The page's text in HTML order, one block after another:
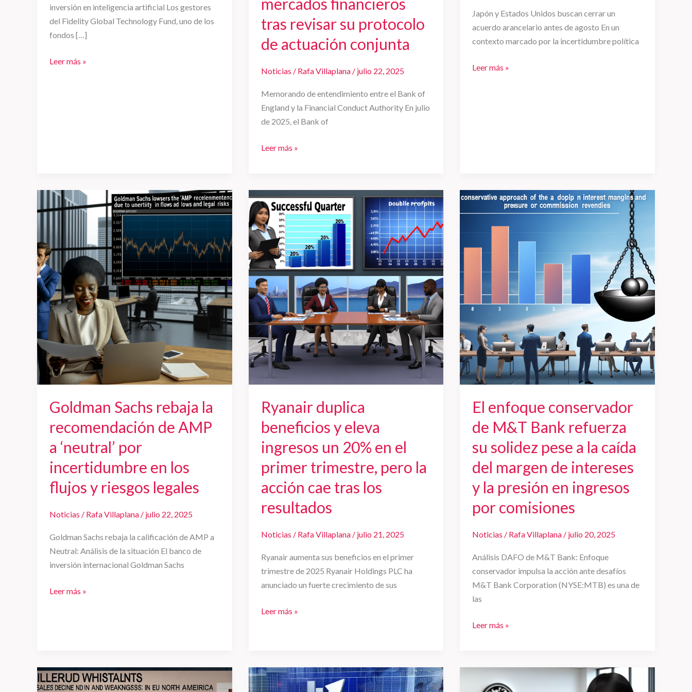
inversión en inteligencia artificial Los gestores
del Fidelity Global Technology Fund, uno de los
fondos […]
Leer más »
tras revisar su protocolo
de actuación conjunta
Noticias / Rafa Villaplana / julio 22, 2025
Memorando de entendimiento entre el Bank of
England y la Financial Conduct Authority En julio
de 2025, el Bank of
de
actuación
conjunta
Leer más »
Japón y Estados Unidos buscan cerrar un
acuerdo arancelario antes de agosto En un
contexto marcado por la incertidumbre política
Leer más »
Goldman Sachs rebaja la
recomendación de AMP
a ‘neutral’ por
incertidumbre en los
flujos y riesgos legales
Noticias / Rafa Villaplana / julio 22, 2025
Goldman Sachs rebaja la calificación de AMP a
Neutral: Análisis de la situación El banco de
inversión internacional Goldman Sachs
Goldman
la
recomendación
de
AMP
a
‘neutral’
por
incertidumbre
en
los
y
legales
Leer más »
Ryanair duplica
beneficios y eleva
ingresos un 20% en el
primer trimestre, pero la
acción cae tras los
resultados
Noticias / Rafa Villaplana / julio 21, 2025
Ryanair aumenta sus beneficios en el primer
trimestre de 2025 Ryanair Holdings PLC ha
anunciado un fuerte crecimiento de sus
Ryanair
duplica
beneficios
y
eleva
ingresos
un
20%
en
el
primer
trimestre,
acción
tras
los
resultados
Leer más »
El enfoque conservador
de M&T Bank refuerza
su solidez pese a la caída
del margen de intereses
y la presión en ingresos
por comisiones
Noticias / Rafa Villaplana / julio 20, 2025
Análisis DAFO de M&T Bank: Enfoque
conservador impulsa la acción ante desafíos
M&T Bank Corporation (NYSE:MTB) es una de
las
de
refuerza
su
pese
a
la
caída
margen
intereses
y
presión
en
por
Leer más »
Billerud
El
Marjorie